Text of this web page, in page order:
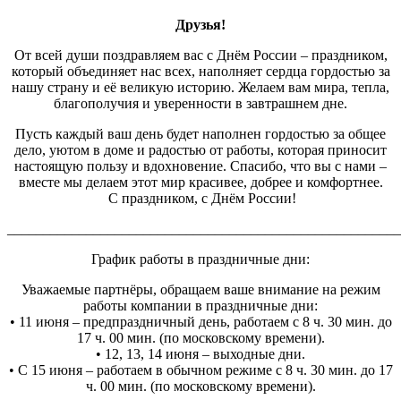
Друзья!
От всей души поздравляем вас с Днём России – праздником,
который объединяет нас всех, наполняет сердца гордостью за
нашу страну и её великую историю. Желаем вам мира, тепла,
благополучия и уверенности в завтрашнем дне.
Пусть каждый ваш день будет наполнен гордостью за общее
дело, уютом в доме и радостью от работы, которая приносит
настоящую пользу и вдохновение. Спасибо, что вы с нами –
вместе мы делаем этот мир красивее, добрее и комфортнее.
С праздником, с Днём России!
График работы в праздничные дни:
Уважаемые партнёры, обращаем ваше внимание на режим
работы компании в праздничные дни:
• 11 июня – предпраздничный день, работаем с 8 ч. 30 мин. до
17 ч. 00 мин. (по московскому времени).
• 12, 13, 14 июня – выходные дни.
• С 15 июня – работаем в обычном режиме с 8 ч. 30 мин. до 17
ч. 00 мин. (по московскому времени).